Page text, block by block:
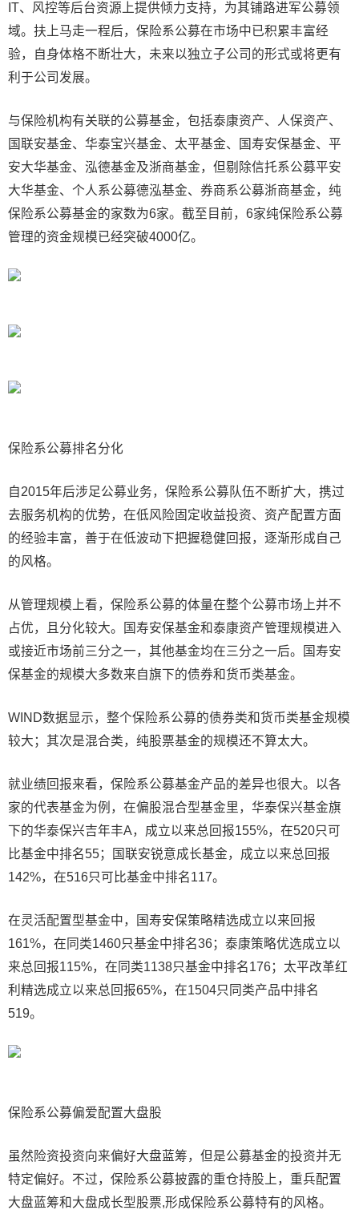
IT、风控等后台资源上提供倾力支持，为其铺路进军公募领
域。扶上马走一程后，保险系公募在市场中已积累丰富经
验，自身体格不断壮大，未来以独立子公司的形式或将更有
利于公司发展。
与保险机构有关联的公募基金，包括泰康资产、人保资产、
国联安基金、华泰宝兴基金、太平基金、国寿安保基金、平
安大华基金、泓德基金及浙商基金，但剔除信托系公募平安
大华基金、个人系公募德泓基金、券商系公募浙商基金，纯
保险系公募基金的家数为6家。截至目前，6家纯保险系公募
管理的资金规模已经突破4000亿。
保险系公募排名分化
自2015年后涉足公募业务，保险系公募队伍不断扩大，携过
去服务机构的优势，在低风险固定收益投资、资产配置方面
的经验丰富，善于在低波动下把握稳健回报，逐渐形成自己
的风格。
从管理规模上看，保险系公募的体量在整个公募市场上并不
占优，且分化较大。国寿安保基金和泰康资产管理规模进入
或接近市场前三分之一，其他基金均在三分之一后。国寿安
保基金的规模大多数来自旗下的债券和货币类基金。
WIND数据显示，整个保险系公募的债券类和货币类基金规模
较大；其次是混合类，纯股票基金的规模还不算太大。
就业绩回报来看，保险系公募基金产品的差异也很大。以各
家的代表基金为例，在偏股混合型基金里，华泰保兴基金旗
下的华泰保兴吉年丰A，成立以来总回报155%，在520只可
比基金中排名55；国联安锐意成长基金，成立以来总回报
142%，在516只可比基金中排名117。
在灵活配置型基金中，国寿安保策略精选成立以来回报
161%，在同类1460只基金中排名36；泰康策略优选成立以
来总回报115%，在同类1138只基金中排名176；太平改革红
利精选成立以来总回报65%，在1504只同类产品中排名
519。
保险系公募偏爱配置大盘股
虽然险资投资向来偏好大盘蓝筹，但是公募基金的投资并无
特定偏好。不过，保险系公募披露的重仓持股上，重兵配置
大盘蓝筹和大盘成长型股票,形成保险系公募特有的风格。